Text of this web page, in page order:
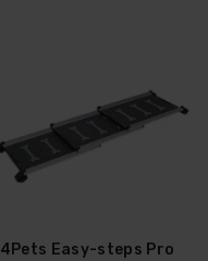
4Pets Easy-steps Pro